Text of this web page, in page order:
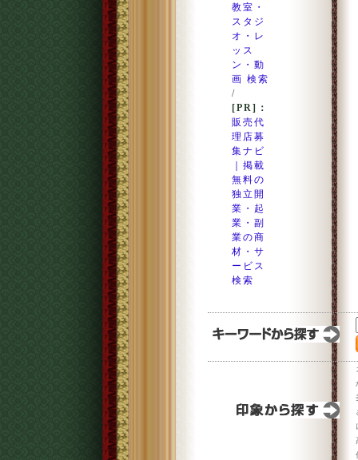
教室・
スタジ
オ・レ
ッス
ン・動
画 検索
/
[PR]：
販売代
理店募
集ナビ
｜掲載
無料の
独立開
業・起
業・副
業の商
材・サ
ービス
検索